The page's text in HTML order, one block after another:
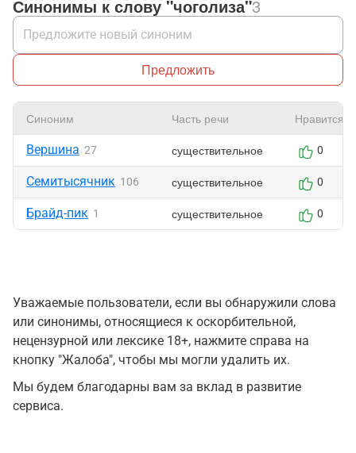
Синонимы к слову "чоголиза"3
Предложить
Синоним Часть речи Нравится
Вершина 27 существительное 0
Семитысячник 106 существительное 0
Брайд-пик 1 существительное 0
Уважаемые пользователи, если вы обнаружили слова
или синонимы, относящиеся к оскорбительной,
нецензурной или лексике 18+, нажмите справа на
кнопку "Жалоба", чтобы мы могли удалить их.
Мы будем благодарны вам за вклад в развитие
сервиса.